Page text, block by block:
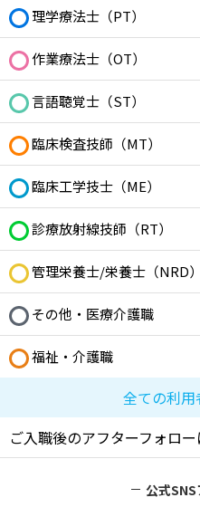
理学療法士（PT）
作業療法士（OT）
言語聴覚士（ST）
臨床検査技師（MT）
臨床工学技士（ME）
診療放射線技師（RT）
管理栄養士/栄養士（NRD）
その他・医療介護職
福祉・介護職
全ての利
ご入職後のアフターフォロ
公式